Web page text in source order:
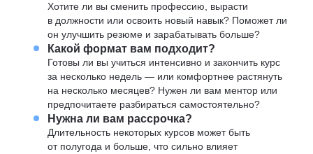
Хотите ли вы сменить профессию, вырасти
в должности или освоить новый навык? Поможет ли
он улучшить резюме и зарабатывать больше?
Какой формат вам подходит?
Готовы ли вы учиться интенсивно и закончить курс
за несколько недель — или комфортнее растянуть
на несколько месяцев? Нужен ли вам ментор или
предпочитаете разбираться самостоятельно?
Нужна ли вам рассрочка?
Длительность некоторых курсов может быть
от полугода и больше, что сильно влияет